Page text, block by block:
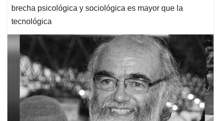
brecha psicológica y sociológica es mayor que la
tecnológica